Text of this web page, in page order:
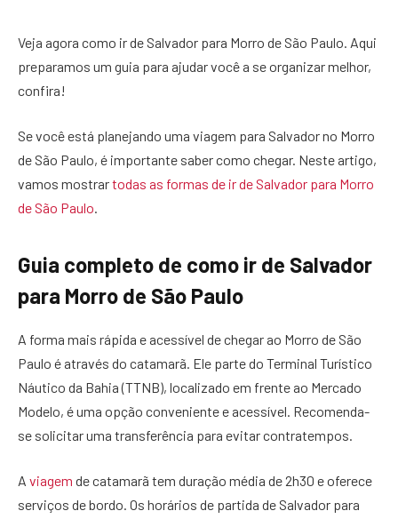
Veja agora como ir de Salvador para Morro de São Paulo. Aqui
preparamos um guia para ajudar você a se organizar melhor,
confira!
Se você está planejando uma viagem para Salvador no Morro
de São Paulo, é importante saber como chegar. Neste artigo,
vamos mostrartodas as formas de ir de Salvador para Morro
de São Paulo.
Guia completo de como ir de Salvador
para Morro de São Paulo
A forma mais rápida e acessível de chegar ao Morro de São
Paulo é através do catamarã. Ele parte do Terminal Turístico
Náutico da Bahia (TTNB), localizado em frente ao Mercado
Modelo, é uma opção conveniente e acessível. Recomenda-
se solicitar uma transferência para evitar contratempos.
A viagem de catamarã tem duração média de 2h30 e oferece
serviços de bordo. Os horários de partida de Salvador para